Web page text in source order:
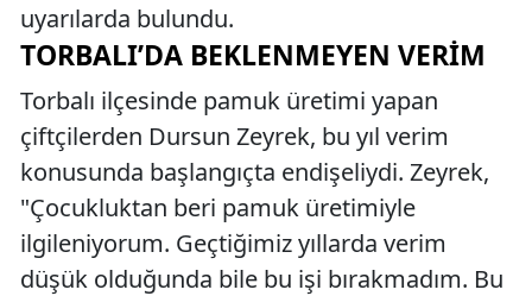
uyarılarda bulundu.
TORBALI’DA BEKLENMEYEN VERIM
Torbalı ilçesinde pamuk üretimi yapan
çiftçilerden Dursun Zeyrek, bu yıl verim
konusunda başlangıçta endişeliydi. Zeyrek,
"Çocukluktan beri pamuk üretimiyle
ilgileniyorum. Geçtiğimiz yıllarda verim
düşük olduğunda bile bu işi bırakmadım. Bu